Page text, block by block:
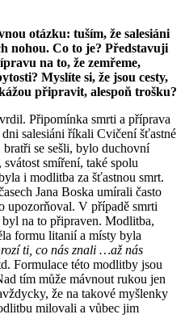
otázku: tuším, že salesiáni
nohou. Co to je? Představuji
na to, že zemřeme,
Myslíte si, že jsou cesty,
připravit, alespoň trošku?
Připomínka smrti a příprava
salesiáni říkali Cvičení šťastné
se sešli, bylo duchovní
smíření, také spolu
i modlitba za šťastnou smrt.
Jana Boska umírali často
upozorňoval. V případě smrti
na to připraven. Modlitba,
formu litanií a místy byla
ti, co nás znali …až nás
Formulace této modlitby jsou
tím může mávnout rukou jen
že na takové myšlenky
milovali a vůbec jim